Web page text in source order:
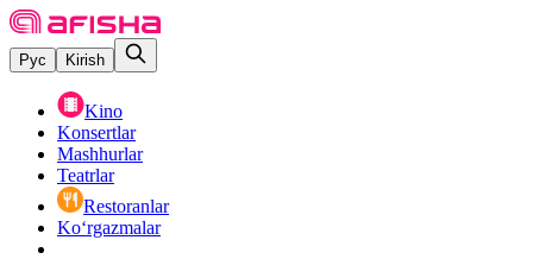
Рус Kirish
Kino
Konsertlar
Mashhurlar
Teatrlar
Restoranlar
Ko‘rgazmalar